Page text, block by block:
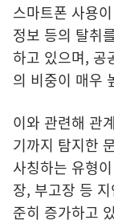
스마트폰 사용
정보 등의 탈취
하고 있으며, 공
의 비중이 매우
이와 관련해 관
기까지 탐지한
사칭하는 유형
장, 부고장 등
준히 증가하고